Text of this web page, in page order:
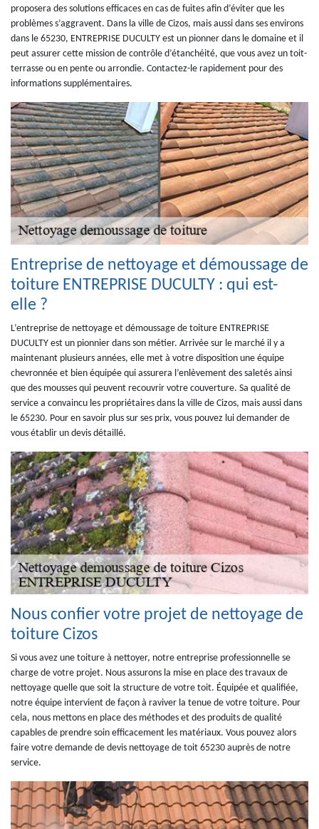
proposera des solutions efficaces en cas de fuites afin d’éviter que les
problèmes s’aggravent. Dans la ville de Cizos, mais aussi dans ses environs
dans le 65230, ENTREPRISE DUCULTY est un pionner dans le domaine et il
peut assurer cette mission de contrôle d’étanchéité, que vous avez un toit-
terrasse ou en pente ou arrondie. Contactez-le rapidement pour des
informations supplémentaires.
Entreprise de nettoyage et démoussage de
toiture ENTREPRISE DUCULTY : qui est-
elle ?
L’entreprise de nettoyage et démoussage de toiture ENTREPRISE
DUCULTY est un pionnier dans son métier. Arrivée sur le marché il y a
maintenant plusieurs années, elle met à votre disposition une équipe
chevronnée et bien équipée qui assurera l’enlèvement des saletés ainsi
que des mousses qui peuvent recouvrir votre couverture. Sa qualité de
service a convaincu les propriétaires dans la ville de Cizos, mais aussi dans
le 65230. Pour en savoir plus sur ses prix, vous pouvez lui demander de
vous établir un devis détaillé.
Nous confier votre projet de nettoyage de
toiture Cizos
Si vous avez une toiture à nettoyer, notre entreprise professionnelle se
charge de votre projet. Nous assurons la mise en place des travaux de
nettoyage quelle que soit la structure de votre toit. Équipée et qualifiée,
notre équipe intervient de façon à raviver la tenue de votre toiture. Pour
cela, nous mettons en place des méthodes et des produits de qualité
capables de prendre soin efficacement les matériaux. Vous pouvez alors
faire votre demande de devis nettoyage de toit 65230 auprès de notre
service.